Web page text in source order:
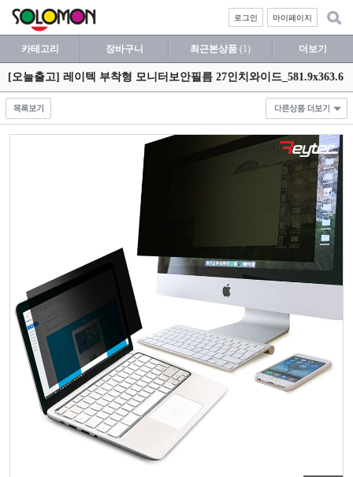
마이페이지
로그인
카테고리 장바구니 최근본상품 (1) 더보기
[오늘출고] 레이텍 부착형 모니터보안필름 27인치와이드_581.9x363.6